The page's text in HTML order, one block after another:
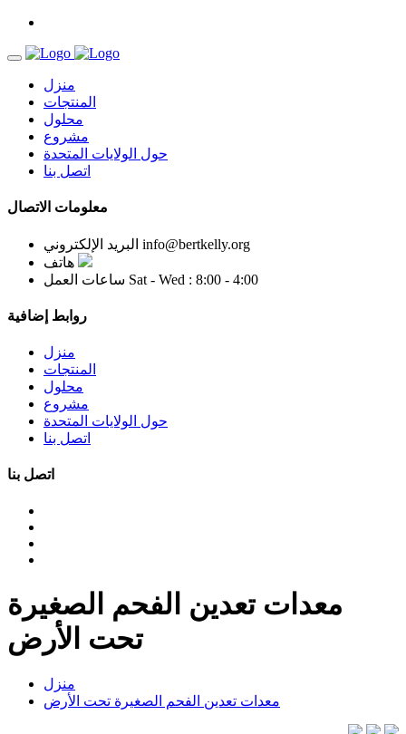
منزل
المنتجات
محلول
مشروع
حول الولايات المتحدة
اتصل بنا
معلومات الاتصال
البريد الإلكتروني info@bertkelly.org
هاتف
ساعات العمل Sat - Wed : 8:00 - 4:00
روابط إضافية
منزل
المنتجات
محلول
مشروع
حول الولايات المتحدة
اتصل بنا
اتصل بنا
معدات تعدين الفحم الصغيرة
تحت الأرض
منزل
معدات تعدين الفحم الصغيرة تحت الأرض